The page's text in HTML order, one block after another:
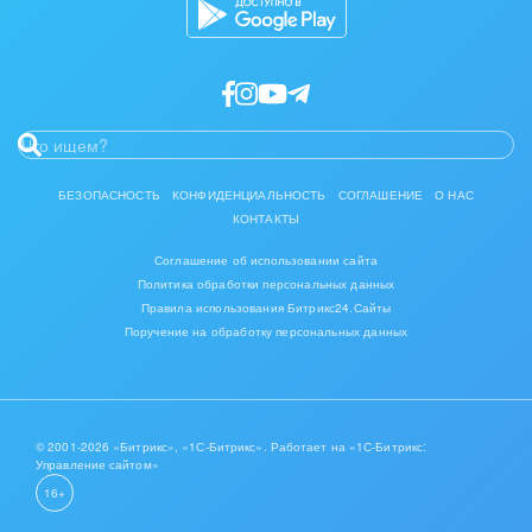
Консалтинговые и управленческие услуги
Культурные события, спорт, шоу-бизнес
Логистика
Медицина и фармацевтика
Металлургия
Мода, одежда, аксессуары, стиль
Нефть, газ
Оборудование, техника
БЕЗОПАСНОСТЬ КОНФИДЕНЦИАЛЬНОСТЬ СОГЛАШЕНИЕ
О НАС
КОНТАКТЫ
Соглашение об использовании сайта
Политика обработки персональных данных
Правила использования Битрикс24.Сайты
Поручение на обработку персональных данных
© 2001-2026 «Битрикс», «1С-Битрикс». Работает на «1С-Битрикс:
Управление сайтом»
16+